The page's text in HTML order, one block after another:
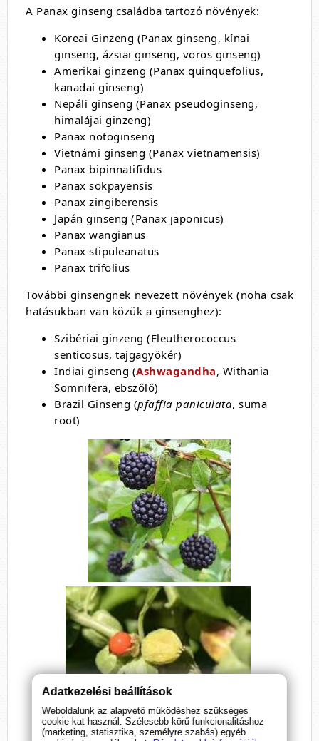
A Panax ginseng családba tartozó növények:
Koreai Ginzeng (Panax ginseng, kínai
ginseng, ázsiai ginseng, vörös ginseng)
Amerikai ginzeng (Panax quinquefolius,
kanadai ginseng)
Nepáli ginseng (Panax pseudoginseng,
himalájai ginzeng)
Panax notoginseng
Vietnámi ginseng (Panax vietnamensis)
Panax bipinnatifidus
Panax sokpayensis
Panax zingiberensis
Japán ginseng (Panax japonicus)
Panax wangianus
Panax stipuleanatus
Panax trifolius
További ginsengnek nevezett növények (noha csak
hatásukban van közük a ginsenghez):
Szibériai ginzeng (Eleutherococcus
senticosus, tajgagyökér)
Indiai ginseng (Ashwagandha, Withania
Somnifera, ebszőlő)
Brazil Ginseng (pfaffia paniculata, suma
root)
Adatkezelési beállítások
Weboldalunk az alapvető működéshez szükséges
cookie-kat használ. Szélesebb körű funkcionalitáshoz
(marketing, statisztika, személyre szabás) egyéb